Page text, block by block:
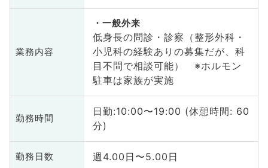
業務内容
一般外来
低身長の問診・診察（整形外科・
小児科の経験ありの募集だが、科
目不問で相談可能） ※ホルモン
駐車は家族が実施
勤務時間
日勤:10:00〜19:00 (休憩時間: 60
分)
勤務日数 週4.00日〜5.00日